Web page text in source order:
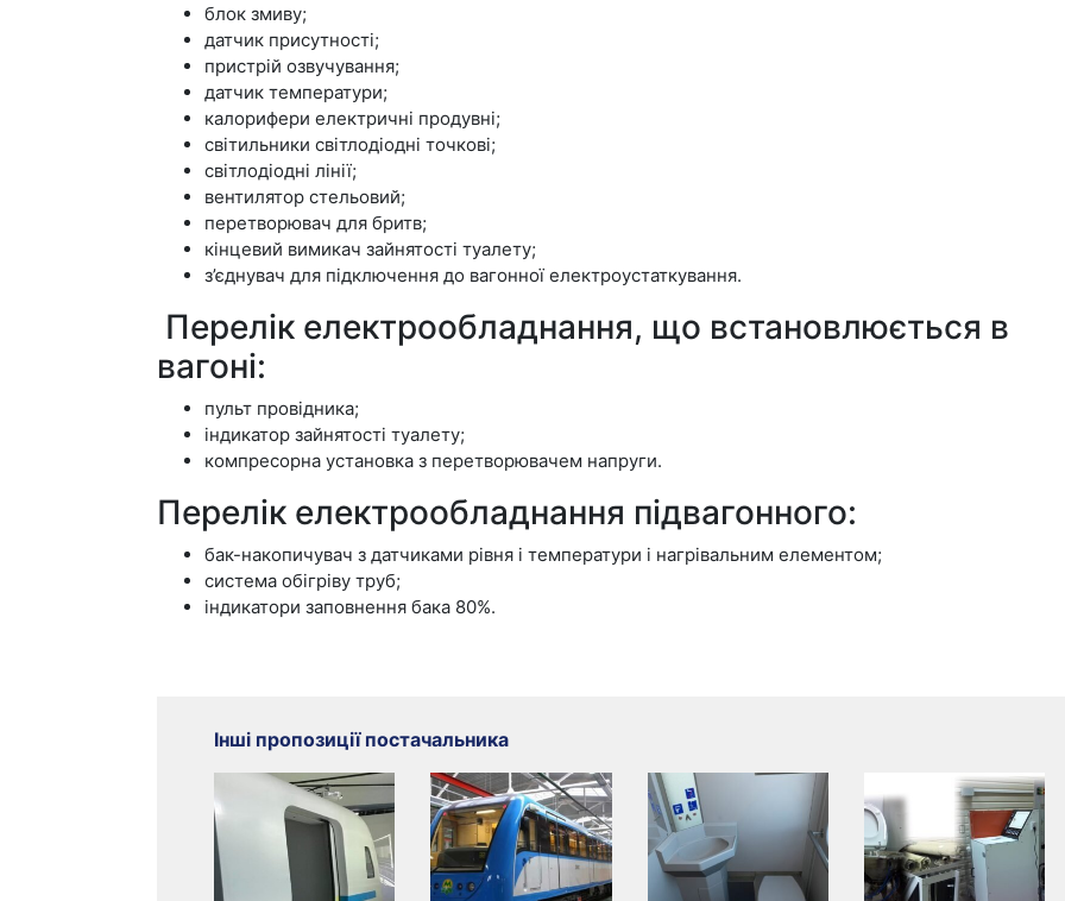
блок змиву;
датчик присутності;
пристрій озвучування;
датчик температури;
калорифери електричні продувні;
світильники світлодіодні точкові;
світлодіодні лінії;
вентилятор стельовий;
перетворювач для бритв;
кінцевий вимикач зайнятості туалету;
з’єднувач для підключення до вагонної електроустаткування.
Перелік електрообладнання, що встановлюється в
вагоні:
пульт провідника;
індикатор зайнятості туалету;
компресорна установка з перетворювачем напруги.
Перелік електрообладнання підвагонного:
бак-накопичувач з датчиками рівня і температури і нагрівальним елементом;
система обігріву труб;
індикатори заповнення бака 80%.
Інші пропозиції постачальника